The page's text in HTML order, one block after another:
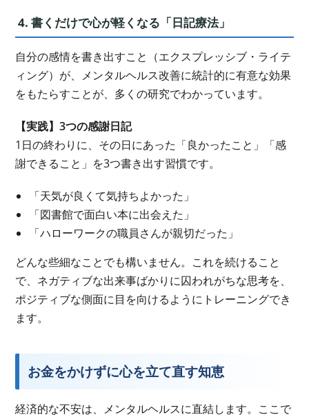
4. 書くだけで心が軽くなる「日記療法」
自分の感情を書き出すこと（エクスプレッシブ・ライテ
ィング）が、メンタルヘルス改善に統計的に有意な効果
をもたらすことが、多くの研究でわかっています。
【実践】3つの感謝日記
1日の終わりに、その日にあった「良かったこと」「感
謝できること」を3つ書き出す習慣です。
「天気が良くて気持ちよかった」
「図書館で面白い本に出会えた」
「ハローワークの職員さんが親切だった」
どんな些細なことでも構いません。これを続けること
で、ネガティブな出来事ばかりに囚われがちな思考を、
ポジティブな側面に目を向けるようにトレーニングでき
ます。
お金をかけずに心を立て直す知恵
経済的な不安は、メンタルヘルスに直結します。ここで